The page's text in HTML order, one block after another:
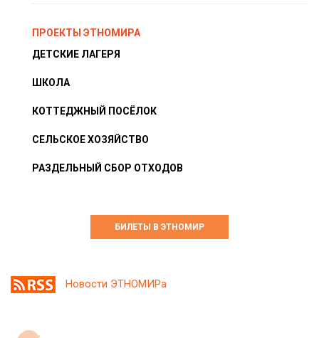
ПРОЕКТЫ ЭТНОМИРА
ДЕТСКИЕ ЛАГЕРЯ
ШКОЛА
КОТТЕДЖНЫЙ ПОСЁЛОК
СЕЛЬСКОЕ ХОЗЯЙСТВО
РАЗДЕЛЬНЫЙ СБОР ОТХОДОВ
БИЛЕТЫ В ЭТНОМИР
Новости ЭТНОМИРа